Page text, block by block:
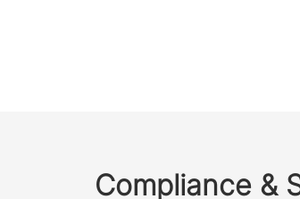
Compliance &